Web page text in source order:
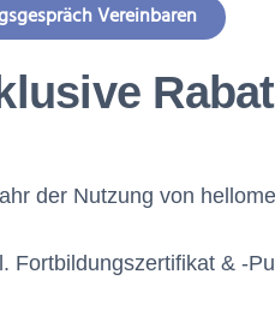
Vereinbaren
der Nutzung von
Fortbildungszertifikat & -